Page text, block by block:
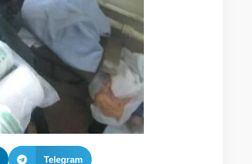
Telegram